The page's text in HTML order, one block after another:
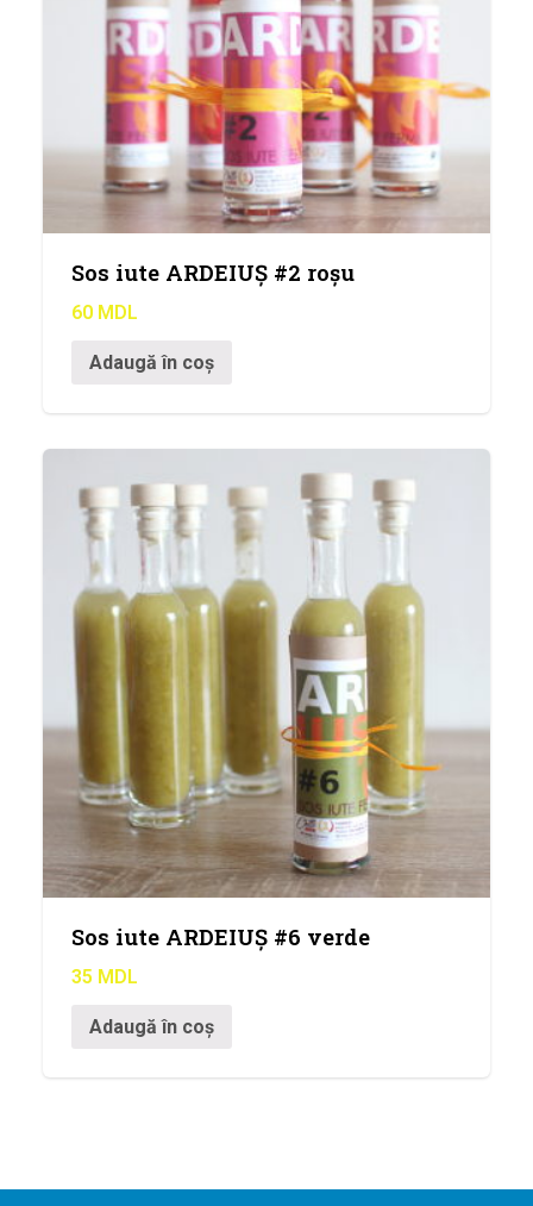
Sos iute ARDEIUȘ #2 roșu
60 MDL
Adaugă în coș
Sos iute ARDEIUȘ #6 verde
35 MDL
Adaugă în coș